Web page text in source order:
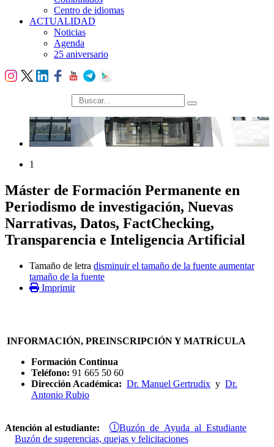
Centro de idiomas
ACTUALIDAD
Noticias
Agenda
25 aniversario
búsqueda
1
Máster de Formación Permanente en
Periodismo de investigación, Nuevas
Narrativas, Datos, FactChecking,
Transparencia e Inteligencia Artificial
Tamaño de letra disminuir el tamaño de la fuente aumentar
tamaño de la fuente
Imprimir
INFORMACIÓN, PREINSCRIPCIÓN Y MATRÍCULA
Formación Continua
Teléfono: 91 665 50 60
Dirección Académica: Dr. Manuel Gertrudix y Dr.
Antonio Rubio
Atención al estudiante: Buzón de Ayuda al Estudiante
Buzón de sugerencias, quejas y felicitaciones